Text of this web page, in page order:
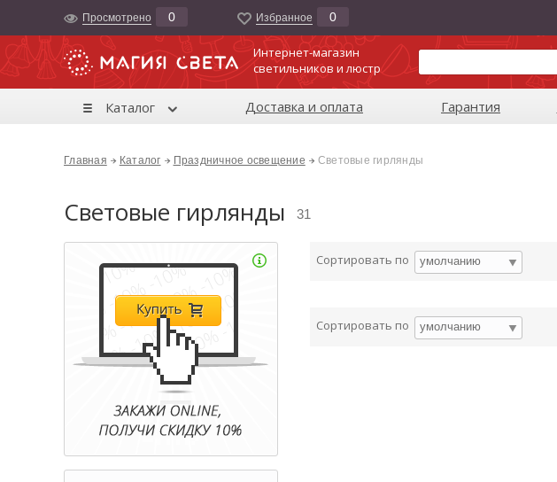
Просмотрено 0 Избранноe 0
Интернет-магазин
светильников и люстр
Каталог Доставка и оплата Гарантия
Главная Каталог Праздничное освещение Световые гирлянды
Световые гирлянды 31
Сортировать по умолчанию
Сортировать по умолчанию